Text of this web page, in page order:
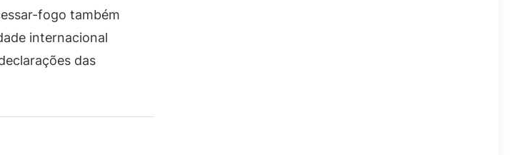
fogo também
internacional
das